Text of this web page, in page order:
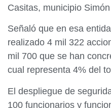
Casitas, municipio
Señaló que en esa
realizado 4 mil 322
mil 700 que se han
cual representa 4% del
El despliegue de
100 funcionarios y